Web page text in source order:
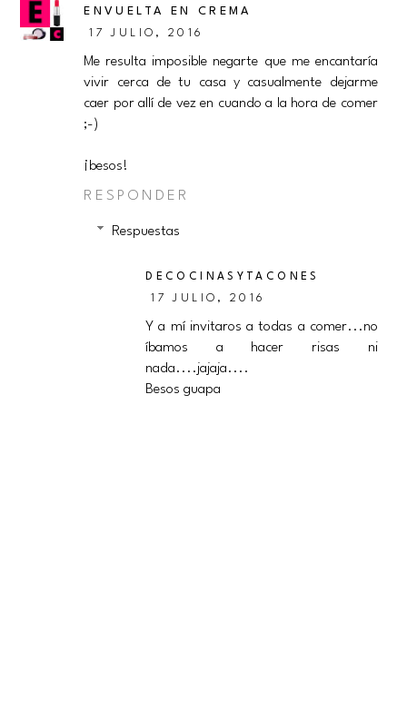
ENVUELTA EN CREMA
17 JULIO, 2016
Me resulta imposible negarte que me encantaría
vivir cerca de tu casa y casualmente dejarme
caer por allí de vez en cuando a la hora de comer
;-)
¡besos!
RESPONDER
Respuestas
DECOCINASYTACONES
17 JULIO, 2016
Y a mí invitaros a todas a comer...no
íbamos a hacer risas ni
nada....jajaja....
Besos guapa